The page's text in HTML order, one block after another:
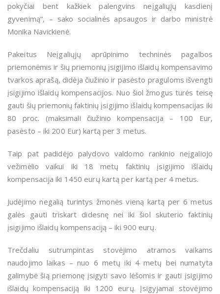
pokyčiai bent kažkiek palengvins neįgaliųjų kasdienį
gyvenimą“, – sako socialinės apsaugos ir darbo ministrė
Monika Navickienė.
Pakeitus Neįgaliųjų aprūpinimo techninės pagalbos
priemonėmis ir šių priemonių įsigijimo išlaidų kompensavimo
tvarkos aprašą, didėja čiužinio ir pasėsto praguloms išvengti
įsigijimo išlaidų kompensacijos. Nuo šiol žmogus turės teisę
gauti šių priemonių faktinių įsigijimo išlaidų kompensacijas iki
80 proc. (maksimali čiužinio kompensacija – 100 Eur,
pasėsto – iki 200 Eur) kartą per 3 metus.
Taip pat padidėjo palydovo valdomo rankinio neįgaliojo
vežimėlio vaikui iki 18 metų faktinių įsigijimo išlaidų
kompensacija iki 1450 eurų kartą per kartą per 4 metus.
Judėjimo negalią turintys žmonės vieną kartą per 6 metus
galės gauti triskart didesnę nei iki šiol skuterio faktinių
įsigijimo išlaidų kompensaciją – iki 900 eurų.
Trečdaliu sutrumpintas stovėjimo atramos vaikams
naudojimo laikas – nuo 6 metų iki 4 metų bei numatyta
galimybė šią priemonę įsigyti savo lėšomis ir gauti įsigijimo
išlaidų kompensaciją iki 1200 eurų. Įsigyjamai stovėjimo